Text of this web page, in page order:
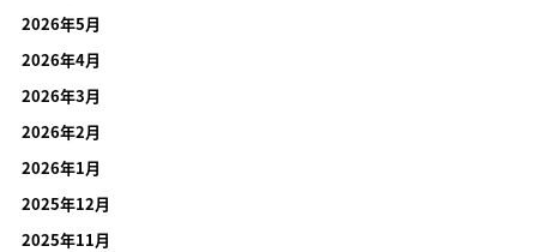
2026年5月
2026年4月
2026年3月
2026年2月
2026年1月
2025年12月
2025年11月